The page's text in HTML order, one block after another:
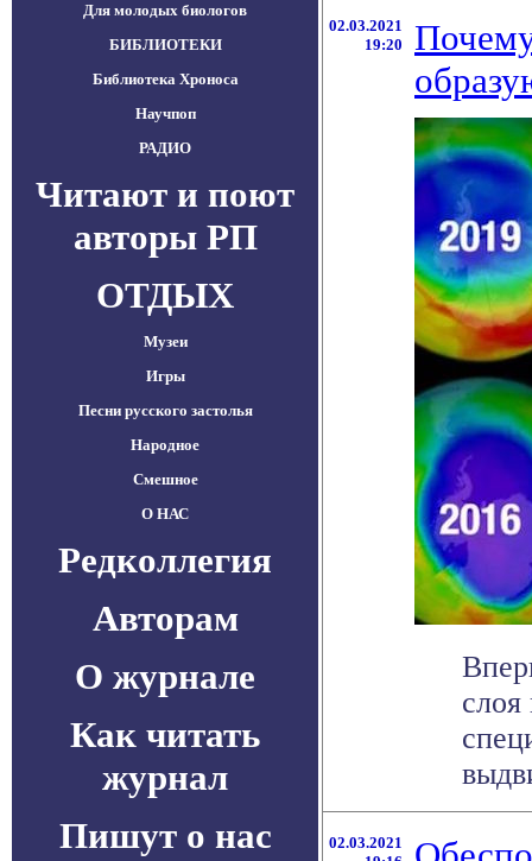
Для молодых биологов
БИБЛИОТЕКИ
Библиотека Хроноса
Научпоп
РАДИО
Читают и поют
авторы РП
ОТДЫХ
Музеи
Игры
Песни русского застолья
Народное
Смешное
О НАС
Редколлегия
Авторам
О журнале
Как читать
журнал
Пишут о нас
02.03.2021
19:20
02.03.2021